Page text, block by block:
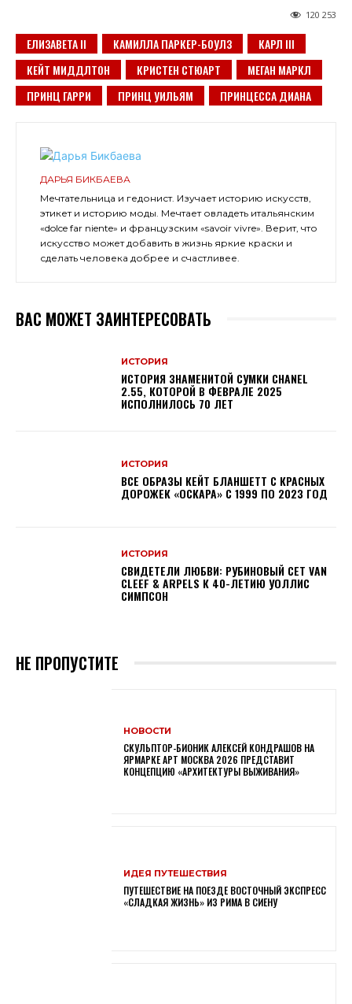
120 253
ЕЛИЗАВЕТА II КАМИЛЛА ПАРКЕР-БОУЛЗ
КАРЛ III
КЕЙТ МИДДЛТОН
КРИСТЕН СТЮАРТ
МЕГАН МАРКЛ
ПРИНЦ ГАРРИ
ПРИНЦ УИЛЬЯМ ПРИНЦЕССА ДИАНА
ДАРЬЯ БИКБАЕВА
Мечтательница и гедонист. Изучает историю искусств,
этикет и историю моды. Мечтает овладеть итальянским
«dolce far niente» и французским «savoir vivre». Верит, что
искусство может добавить в жизнь яркие краски и
сделать человека добрее и счастливее.
ВАС МОЖЕТ ЗАИНТЕРЕСОВАТЬ
ИСТОРИЯ
ИСТОРИЯ ЗНАМЕНИТОЙ СУМКИ CHANEL
2.55, КОТОРОЙ В ФЕВРАЛЕ 2025
ИСПОЛНИЛОСЬ 70 ЛЕТ
ИСТОРИЯ
ВСЕ ОБРАЗЫ КЕЙТ БЛАНШЕТТ С КРАСНЫХ
ДОРОЖЕК «ОСКАРА» С 1999 ПО 2023 ГОД
ИСТОРИЯ
СВИДЕТЕЛИ ЛЮБВИ: РУБИНОВЫЙ СЕТ VAN
CLEEF & ARPELS К 40-ЛЕТИЮ УОЛЛИС
СИМПСОН
НЕ ПРОПУСТИТЕ
НОВОСТИ
СКУЛЬПТОР-БИОНИК АЛЕКСЕЙ КОНДРАШОВ НА
ЯРМАРКЕ АРТ МОСКВА 2026 ПРЕДСТАВИТ
КОНЦЕПЦИЮ «АРХИТЕКТУРЫ ВЫЖИВАНИЯ»
ИДЕЯ ПУТЕШЕСТВИЯ
ПУТЕШЕСТВИЕ НА ПОЕЗДЕ ВОСТОЧНЫЙ ЭКСПРЕСС
«СЛАДКАЯ ЖИЗНЬ» ИЗ РИМА В СИЕНУ